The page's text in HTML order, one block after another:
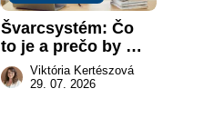
Švarcsystém: Čo
to je a prečo by
vás to malo
zaujímať
Viktória Kertészová
29. 07. 2026